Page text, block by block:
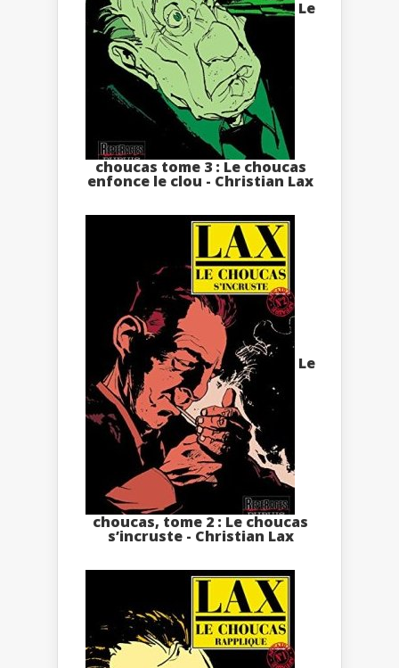
Le
choucas tome 3 : Le choucas
enfonce le clou - Christian Lax
Le
choucas, tome 2 : Le choucas
s’incruste - Christian Lax